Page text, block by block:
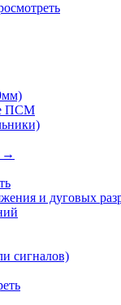
ПСМ
→
и дуговых
сигналов)